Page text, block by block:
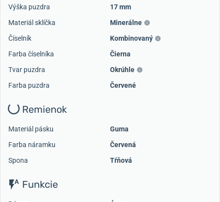
Načítať ďalšie videá
Výška puzdra
17 mm
Materiál sklíčka
Minerálne
Číselník
Kombinovaný
Farba číselníka
Čierna
Tvar puzdra
Okrúhle
Farba puzdra
Červené
Remienok
Materiál pásku
Guma
Farba náramku
Červená
Spona
Tŕňová
Funkcie